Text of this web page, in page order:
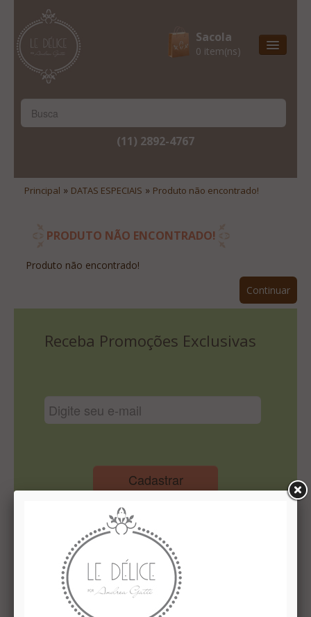
Sacola
0 item(ns)
Natal & 2017
Lista De Desejos
Minha Conta
Site Institucional
Lista De Desejos
(11) 2892-4767
Principal » DATAS ESPECIAIS » Produto não encontrado!
PRODUTO NÃO ENCONTRADO!
Produto não encontrado!
Continuar
Receba Promoções Exclusivas
Cadastrar
Institucional
Quem Somos
Le Délice Atelier
Lista de comparação